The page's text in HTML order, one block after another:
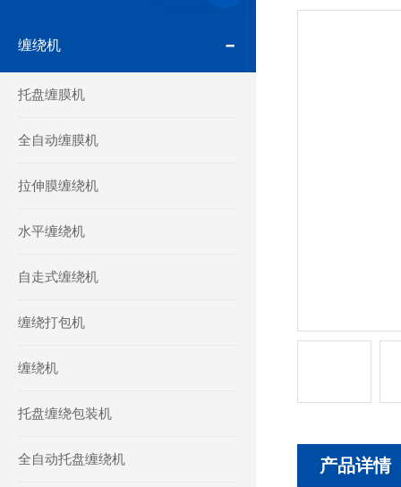
缠绕机
托盘缠膜机
全自动缠膜机
拉伸膜缠绕机
水平缠绕机
自走式缠绕机
缠绕打包机
缠绕机
托盘缠绕包装机
全自动托盘缠绕机 产品详情